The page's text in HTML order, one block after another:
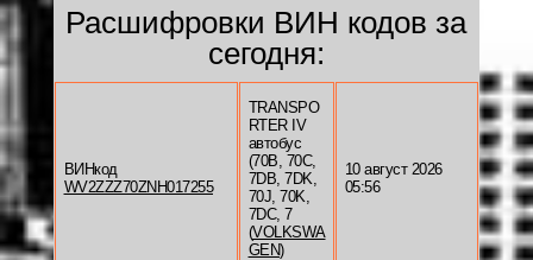
Расшифровки ВИН кодов за
сегодня:
ВИНкод
WV2ZZZ70ZNH017255
TRANSPO
RTER IV
автобус
(70B, 70C,
7DB, 7DK,
70J, 70K,
7DC, 7
(VOLKSWA
GEN)
10 август 2026
05:56